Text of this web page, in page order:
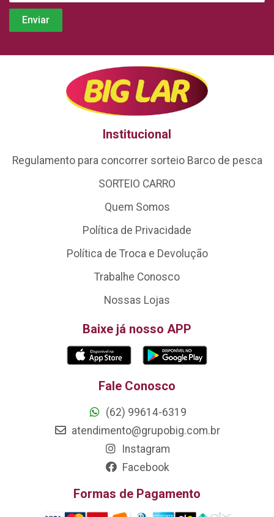
Institucional
Regulamento para concorrer sorteio Barco de pesca
SORTEIO CARRO
Quem Somos
Política de Privacidade
Política de Troca e Devolução
Trabalhe Conosco
Nossas Lojas
Baixe já nosso APP
Fale Conosco
(62) 99614-6319
atendimento@grupobig.com.br
Instagram
Facebook
Formas de Pagamento